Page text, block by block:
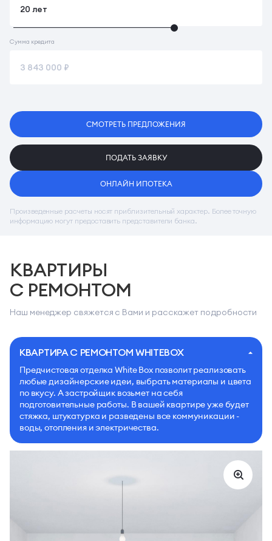
Сумма кредита
СМОТРЕТЬ ПРЕДЛОЖЕНИЯ
ПОДАТЬ ЗАЯВКУ
ОНЛАЙН ИПОТЕКА
Произведенные расчеты носят приблизительный характер. Более точную
информацию могут предоставить представители банка.
КВАРТИРЫ
С РЕМОНТОМ
Наш менеджер свяжется с Вами и расскажет подробности
КВАРТИРА С РЕМОНТОМ WHITEBOX
Предчистовая отделка White Box позволит реализовать
любые дизайнерские идеи, выбрать материалы и цвета
по вкусу. А застройщик возьмет на себя
подготовительные работы. В вашей квартире уже будет
стяжка, штукатурка и разведены все коммуникации -
воды, отопления и электричества.